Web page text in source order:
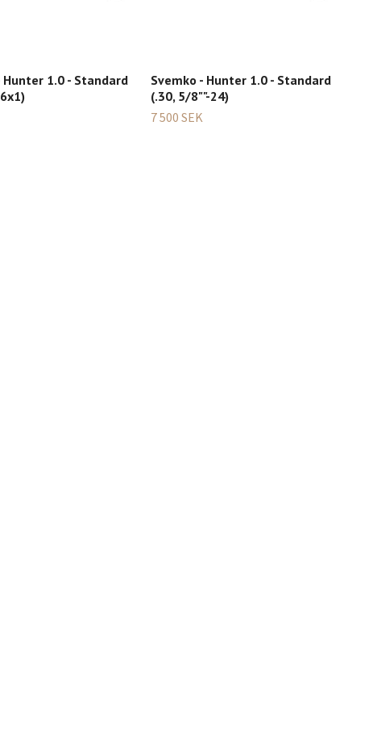
Hunter 1.0 - Standard
Svemko - Hunter 1.0 - Standard
(.30, 5/8""-24)
7 500 SEK